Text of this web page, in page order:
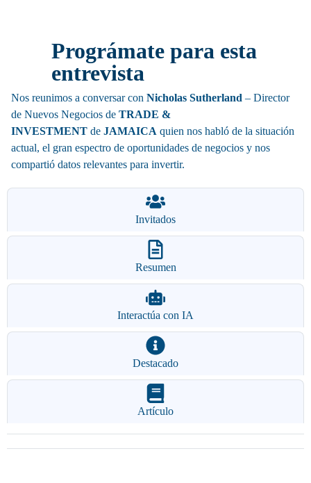
Invitados
Resumen
Interactúa con IA
Destacado
Artículo
Prográmate para esta
entrevista
Nos reunimos a conversar con Nicholas Sutherland – Director
de Nuevos Negocios de TRADE &
INVESTMENT de JAMAICA quien nos habló de la situación
actual, el gran espectro de oportunidades de negocios y nos
compartió datos relevantes para invertir.